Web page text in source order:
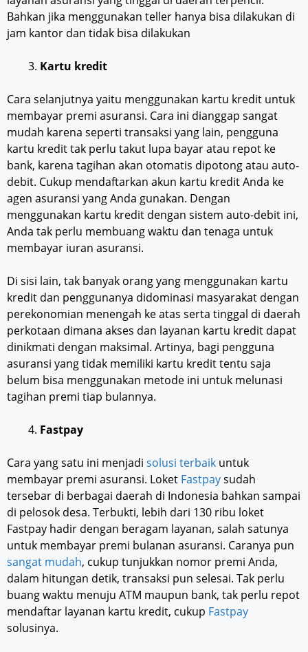
Bahkan jika menggunakan teller hanya bisa dilakukan di
jam kantor dan tidak bisa dilakukan
Kartu kredit
Cara selanjutnya yaitu menggunakan kartu kredit untuk
membayar premi asuransi. Cara ini dianggap sangat
mudah karena seperti transaksi yang lain, pengguna
kartu kredit tak perlu takut lupa bayar atau repot ke
bank, karena tagihan akan otomatis dipotong atau auto-
debit. Cukup mendaftarkan akun kartu kredit Anda ke
agen asuransi yang Anda gunakan. Dengan
menggunakan kartu kredit dengan sistem auto-debit ini,
Anda tak perlu membuang waktu dan tenaga untuk
membayar iuran asuransi.
Di sisi lain, tak banyak orang yang menggunakan kartu
kredit dan penggunanya didominasi masyarakat dengan
perekonomian menengah ke atas serta tinggal di daerah
perkotaan dimana akses dan layanan kartu kredit dapat
dinikmati dengan maksimal. Artinya, bagi pengguna
asuransi yang tidak memiliki kartu kredit tentu saja
belum bisa menggunakan metode ini untuk melunasi
tagihan premi tiap bulannya.
Fastpay
Cara yang satu ini menjadi solusi terbaik untuk
membayar premi asuransi. Loket Fastpaysudah
tersebar di berbagai daerah di Indonesia bahkan sampai
di pelosok desa. Terbukti, lebih dari 130 ribu loket
Fastpay hadir dengan beragam layanan, salah satunya
untuk membayar premi bulanan asuransi. Caranya pun
sangat mudah, cukup tunjukkan nomor premi Anda,
dalam hitungan detik, transaksi pun selesai. Tak perlu
buang waktu menuju ATM maupun bank, tak perlu repot
mendaftar layanan kartu kredit, cukup Fastpay
solusinya.